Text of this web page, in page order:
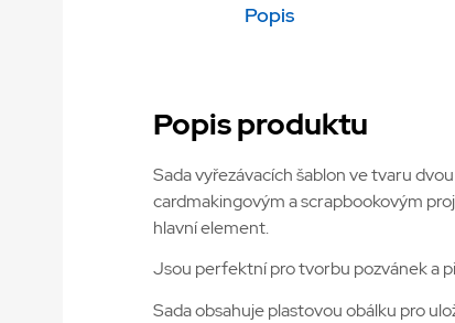
Popis
Popis produktu
Sada vyřezávacích šablon ve tvaru
cardmakingovým a scrapbookovým
hlavní element.
Jsou perfektní pro tvorbu pozvánek a
Sada obsahuje plastovou obálku pro